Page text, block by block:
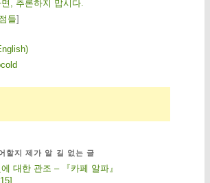
, 추론하지 맙시다.
들]
할지 제가 알 길 없는 글
대한 관조 – 『카페 알파』